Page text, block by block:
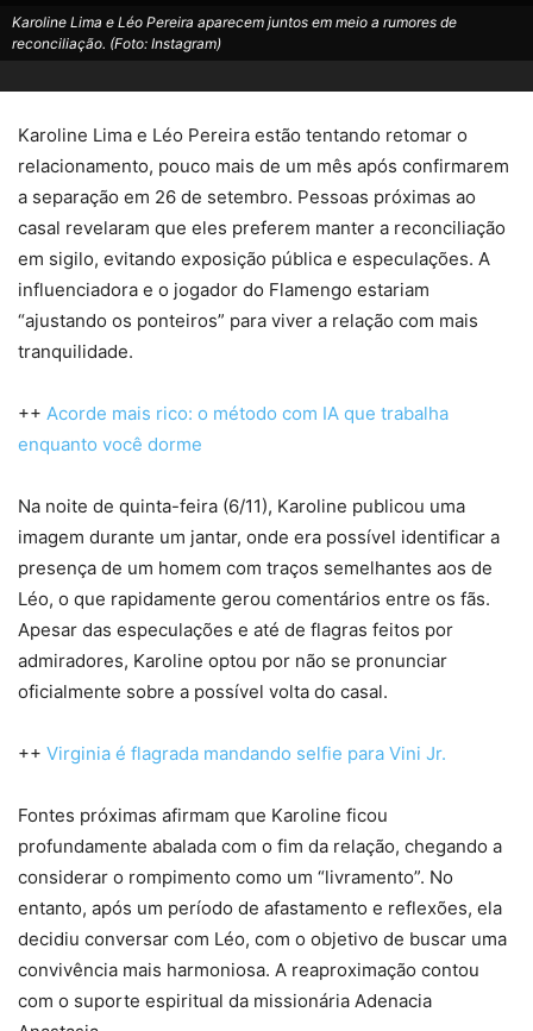
Karoline Lima e Léo Pereira aparecem juntos em meio a rumores de
reconciliação. (Foto: Instagram)
Karoline Lima e Léo Pereira estão tentando retomar o
relacionamento, pouco mais de um mês após confirmarem
a separação em 26 de setembro. Pessoas próximas ao
casal revelaram que eles preferem manter a reconciliação
em sigilo, evitando exposição pública e especulações. A
influenciadora e o jogador do Flamengo estariam
“ajustando os ponteiros” para viver a relação com mais
tranquilidade.
++ Acorde mais rico: o método com IA que trabalha
enquanto você dorme
Na noite de quinta-feira (6/11), Karoline publicou uma
imagem durante um jantar, onde era possível identificar a
presença de um homem com traços semelhantes aos de
Léo, o que rapidamente gerou comentários entre os fãs.
Apesar das especulações e até de flagras feitos por
admiradores, Karoline optou por não se pronunciar
oficialmente sobre a possível volta do casal.
++ Virginia é flagrada mandando selfie para Vini Jr.
Fontes próximas afirmam que Karoline ficou
profundamente abalada com o fim da relação, chegando a
considerar o rompimento como um “livramento”. No
entanto, após um período de afastamento e reflexões, ela
decidiu conversar com Léo, com o objetivo de buscar uma
convivência mais harmoniosa. A reaproximação contou
com o suporte espiritual da missionária Adenacia